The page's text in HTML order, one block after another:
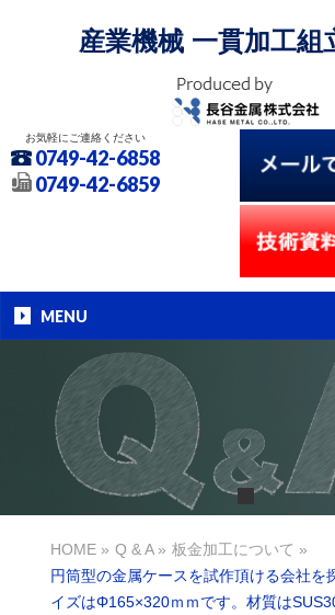
産業機械 一貫加工組
お気軽にご連絡ください
0749-42-6858
0749-42-6859
MENU
HOME » Q & A» 板金加工について »
円筒型の金属ケースを試作頂ける会社を
イズはΦ165×320ｍｍです。材質は